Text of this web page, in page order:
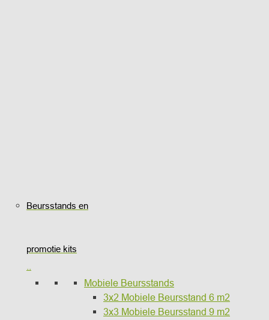
Beursstands en
promotie kits
Mobiele Beursstands
3x2 Mobiele Beursstand 6 m2
3x3 Mobiele Beursstand 9 m2